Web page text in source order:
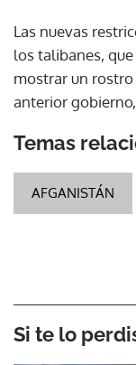
Las nuevas
los talibanes,
mostrar un
anterior gobierno,
Temas
AFGANISTÁN
Si te lo